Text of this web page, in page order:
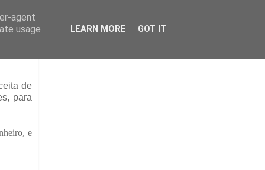
de
para
e
agent
usage
LEARN MORE GOT IT